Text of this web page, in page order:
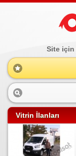
Site için
Vitrin İlanları